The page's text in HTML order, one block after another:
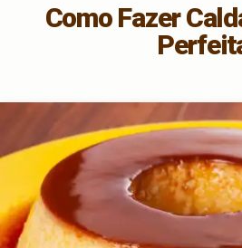
Como Fazer